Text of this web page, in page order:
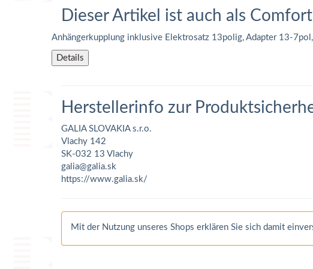
Dieser Artikel ist auch als
Anhängerkupplung inklusive Elektrosatz 13polig, Adapter 13-
Details
Herstellerinfo zur
GALIA SLOVAKIA s.r.o.
Vlachy 142
SK-032 13 Vlachy
galia@galia.sk
https://www.galia.sk/
Mit der Nutzung unseres Shops erklären Sie sich damit